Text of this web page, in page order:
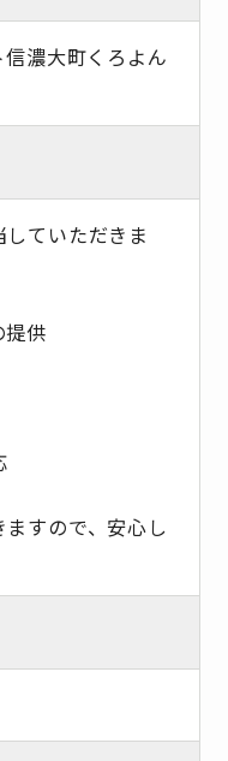
濃大町くろよん
ていただきま
供
すので、安心し